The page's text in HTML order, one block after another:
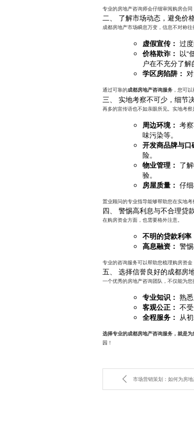
专业的房地产咨询师会仔细审阅购房合
二、 了解市场动态，避免价
成都房地产市场瞬息万变，信息不对称往
虚假宣传： 过
价格欺诈： 以“
户在不充分了解
学区房陷阱：
通过可靠的成都房地产咨询服务 ，您可
三、 实地考察不可少，细节
再多的宣传语也不如亲眼所见。实地考察
周边环境： 考
味污染等。
开发商品牌与口
险。
物业管理： 了
验。
房屋质量： 仔
置业顾问的专业指导能够帮助您在实地考
四、 警惕高利息与不合理贷
在购房资金方面，也需要格外注意。
不明的贷款利率
高息融资： 警
专业的咨询服务可以帮助您梳理购房资
五、 选择信誉良好的成都房
一个优秀的房地产咨询团队，不仅能为
专业知识： 熟
客观公正： 不
全程服务： 从
选择专业的成都房地产咨询服务，就是为
园！